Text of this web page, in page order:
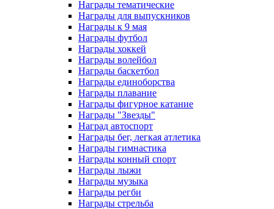
Награды тематические
Награды для выпускников
Награды к 9 мая
Награды футбол
Награды хоккей
Награды волейбол
Награды баскетбол
Награды единоборства
Награды плавание
Награды фигурное катание
Награды "Звезды"
Наград автоспорт
Награды бег, легкая атлетика
Награды гимнастика
Награды конный спорт
Награды лыжи
Награды музыка
Награды регби
Награды стрельба